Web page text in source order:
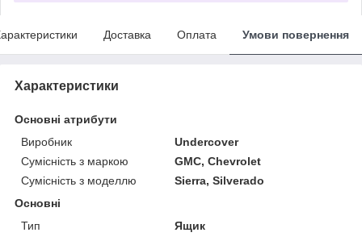
Доставка Оплата Умови повернення
Характеристики
Основні атрибути
Виробник
Undercover
Сумісність з маркою
GMC, Chevrolet
Сумісність з моделлю
Sierra, Silverado
Основні
Тип
Ящик